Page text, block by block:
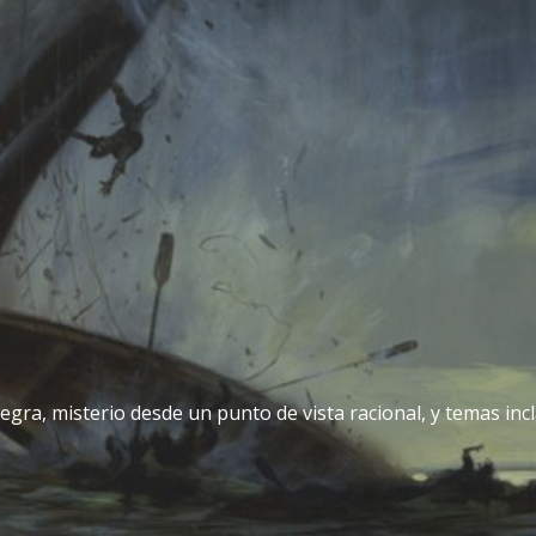
misterio desde un punto de vista racional, y temas